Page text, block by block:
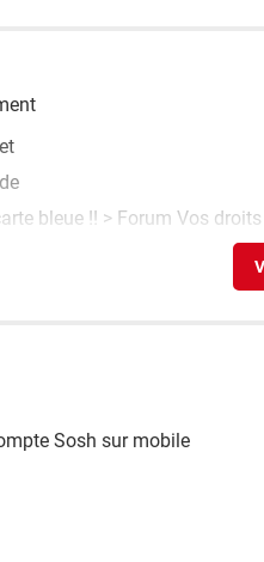
bleue !! > Forum Vos droits
Sosh sur mobile